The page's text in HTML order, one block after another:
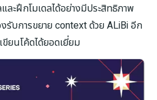
ละฝึกโมเดลได้อย่างมีประสิทธิภาพ
รับการขยาย context ด้วย ALiBi อีก
ยนโค้ดได้ยอดเยี่ยม